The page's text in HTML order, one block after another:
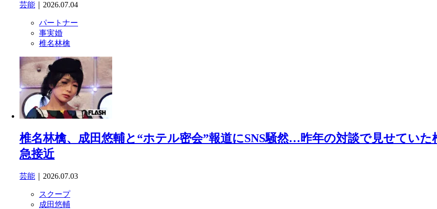
芸能 ｜2026.07.04
パートナー
事実婚
椎名林檎
椎名林檎、成田悠輔と“ホテル密会”報道にSNS騒然…昨年の対談で見せてい
急接近
芸能 ｜2026.07.03
スクープ
成田悠輔